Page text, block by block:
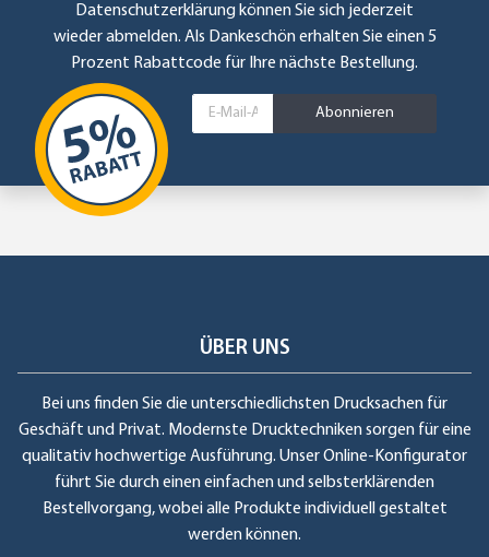
Datenschutzerklärung können Sie sich jederzeit
wieder abmelden. Als Dankeschön erhalten Sie einen 5
Prozent Rabattcode für Ihre nächste Bestellung.
Abonnieren
ÜBER UNS
Bei uns finden Sie die unterschiedlichsten Drucksachen für
Geschäft und Privat. Modernste Drucktechniken sorgen für eine
qualitativ hochwertige Ausführung. Unser Online-Konfigurator
führt Sie durch einen einfachen und selbsterklärenden
Bestellvorgang, wobei alle Produkte individuell gestaltet
werden können.